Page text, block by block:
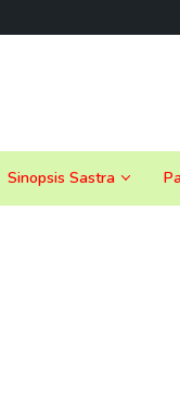
Sinopsis Sastra